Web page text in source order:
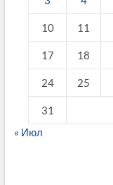
10 11
17 18
24 25
31
« Июл